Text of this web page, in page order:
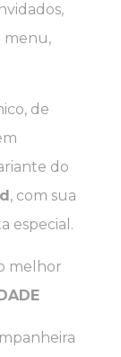
menu,
de
do
, com sua
especial.
melhor